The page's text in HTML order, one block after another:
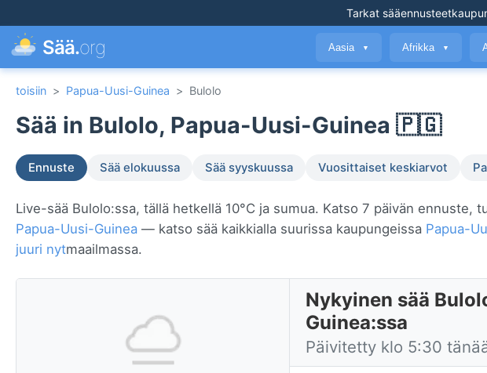
Tarkat sääennusteet
Sää.org Aasia ▼ Afrikka ▼
toisiin > Papua-Uusi-Guinea > Bulolo
Sää in Bulolo, Papua-Uusi-Guinea 🇵🇬
Ennuste Sää elokuussa Sää syyskuussa Vuosittaiset keskiarvot
Live-sää Bulolo:ssa, tällä hetkellä 10°C ja sumua. Katso 7 päivän ennuste,
Papua-Uusi-Guinea — katso sää kaikkialla suurissa kaupungeissa Papua-
juuri nytmaailmassa.
Nykyinen sää
Guinea:ssa
Päivitetty klo 5:30